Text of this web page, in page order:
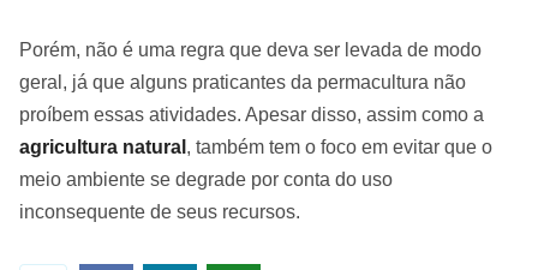
Porém, não é uma regra que deva ser levada de modo
geral, já que alguns praticantes da permacultura não
proíbem essas atividades. Apesar disso, assim como a
agricultura natural , também tem o foco em evitar que o
meio ambiente se degrade por conta do uso
inconsequente de seus recursos.